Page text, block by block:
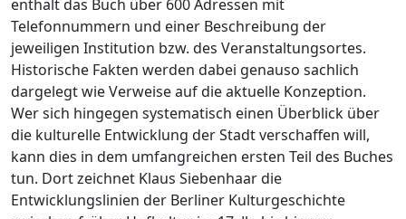
enthält das Buch über 600 Adressen mit
Telefonnummern und einer Beschreibung der
jeweiligen Institution bzw. des Veranstaltungsortes.
Historische Fakten werden dabei genauso sachlich
dargelegt wie Verweise auf die aktuelle Konzeption.
Wer sich hingegen systematisch einen Überblick über
die kulturelle Entwicklung der Stadt verschaffen will,
kann dies in dem umfangreichen ersten Teil des Buches
tun. Dort zeichnet Klaus Siebenhaar die
Entwicklungslinien der Berliner Kulturgeschichte